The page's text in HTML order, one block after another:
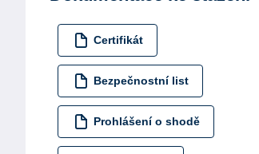
Certifikát
Bezpečnostní list
Prohlášení o shodě